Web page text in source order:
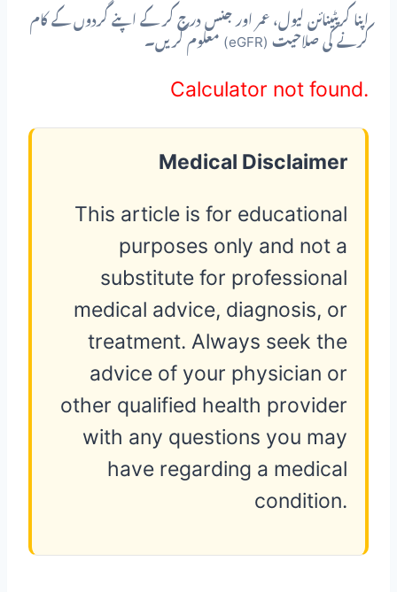
اپنا کریٹینائن لیول، عمر اور جنس درج کر کے اپنے گردوں کے کام
کرنے کی صلاحیت (eGFR) معلوم کریں۔
Calculator not found.
Medical Disclaimer
This article is for educational
purposes only and not a
substitute for professional
medical advice, diagnosis, or
treatment. Always seek the
advice of your physician or
other qualified health provider
with any questions you may
have regarding a medical
condition.